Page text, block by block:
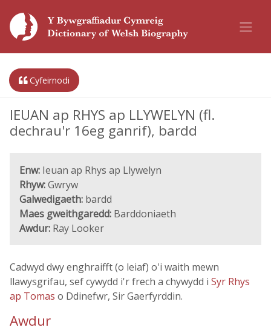
Cyfeirnodi
IEUAN ap RHYS ap LLYWELYN (fl.
dechrau'r 16eg ganrif), bardd
Enw: Ieuan ap Rhys ap Llywelyn
Rhyw:Gwryw
Galwedigaeth: bardd
Maes gweithgaredd: Barddoniaeth
Awdur: Ray Looker
Cadwyd dwy enghraifft (o leiaf) o'i waith mewn
llawysgrifau, sef cywydd i'r frech a chywydd i Syr Rhys
ap Tomas o Ddinefwr, Sir Gaerfyrddin.
Awdur